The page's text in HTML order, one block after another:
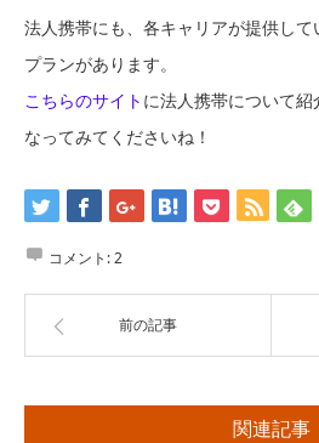
法人携帯にも、各キャリアが提供し
プランがあります。
こちらのサイト に法人携帯について
なってみてくださいね！
コメント:2
前の記事
関連記事